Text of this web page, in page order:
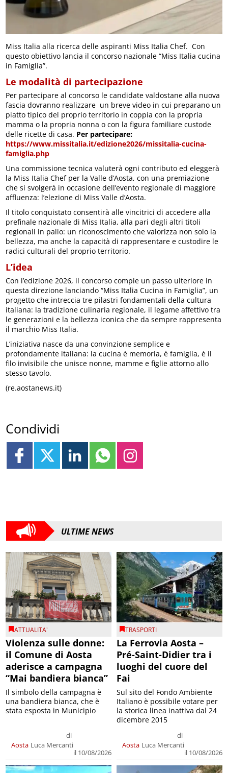
Miss Italia alla ricerca delle aspiranti Miss Italia Chef. Con
questo obiettivo lancia il concorso nazionale “Miss Italia cucina
in Famiglia”.
Le modalità di partecipazione
Per partecipare al concorso le candidate valdostane alla nuova
fascia dovranno realizzare un breve video in cui preparano un
piatto tipico del proprio territorio in coppia con la propria
mamma o la propria nonna o con la figura familiare custode
delle ricette di casa. Per partecipare:
https://www.missitalia.it/edizione2026/missitalia-cucina-
famiglia.php
Una commissione tecnica valuterà ogni contributo ed eleggerà
la Miss Italia Chef per la Valle d’Aosta, con una premiazione
che si svolgerà in occasione dell’evento regionale di maggiore
affluenza: l’elezione di Miss Valle d’Aosta.
Il titolo conquistato consentirà alle vincitrici di accedere alla
prefinale nazionale di Miss Italia, alla pari degli altri titoli
regionali in palio: un riconoscimento che valorizza non solo la
bellezza, ma anche la capacità di rappresentare e custodire le
radici culturali del proprio territorio.
L’idea
Con l’edizione 2026, il concorso compie un passo ulteriore in
questa direzione lanciando “Miss Italia Cucina in Famiglia”, un
progetto che intreccia tre pilastri fondamentali della cultura
italiana: la tradizione culinaria regionale, il legame affettivo tra
le generazioni e la bellezza iconica che da sempre rappresenta
il marchio Miss Italia.
L’iniziativa nasce da una convinzione semplice e
profondamente italiana: la cucina è memoria, è famiglia, è il
filo invisibile che unisce nonne, mamme e figlie attorno allo
stesso tavolo.
(re.aostanews.it)
Condividi
ULTIME NEWS
ATTUALITA'
Violenza sulle donne:
il Comune di Aosta
aderisce a campagna
“Mai bandiera bianca”
Aosta
di
Luca Mercanti
il 10/08/2026
Il simbolo della campagna è
una bandiera bianca, che è
stata esposta in Municipio
TRASPORTI
La Ferrovia Aosta –
Pré-Saint-Didier tra i
luoghi del cuore del
Fai
Aosta
di
Luca Mercanti
il 10/08/2026
Sul sito del Fondo Ambiente
Italiano è possibile votare per
la storica linea inattiva dal 24
dicembre 2015